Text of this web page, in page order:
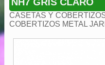
CASETAS Y
COBERTIZOS METAL